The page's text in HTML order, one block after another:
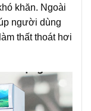
khăn. Ngoài
người dùng
thất thoát hơi